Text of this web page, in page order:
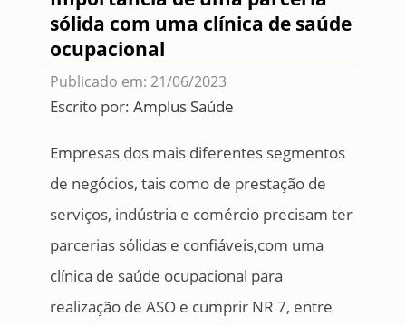
sólida com uma clínica de saúde
ocupacional
Publicado em: 21/06/2023
Escrito por: Amplus Saúde
Empresas dos mais diferentes segmentos
de negócios, tais como de prestação de
serviços, indústria e comércio precisam ter
parcerias sólidas e confiáveis,com uma
clínica de saúde ocupacional para
realização de ASO e cumprir NR 7, entre